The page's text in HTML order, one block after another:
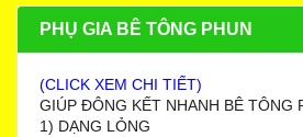
PHỤ GIA BÊ TÔNG PHUN
(CLICK XEM CHI TIẾT)
GIÚP ĐÔNG KẾT NHANH BÊ TÔNG
1) DẠNG LỎNG